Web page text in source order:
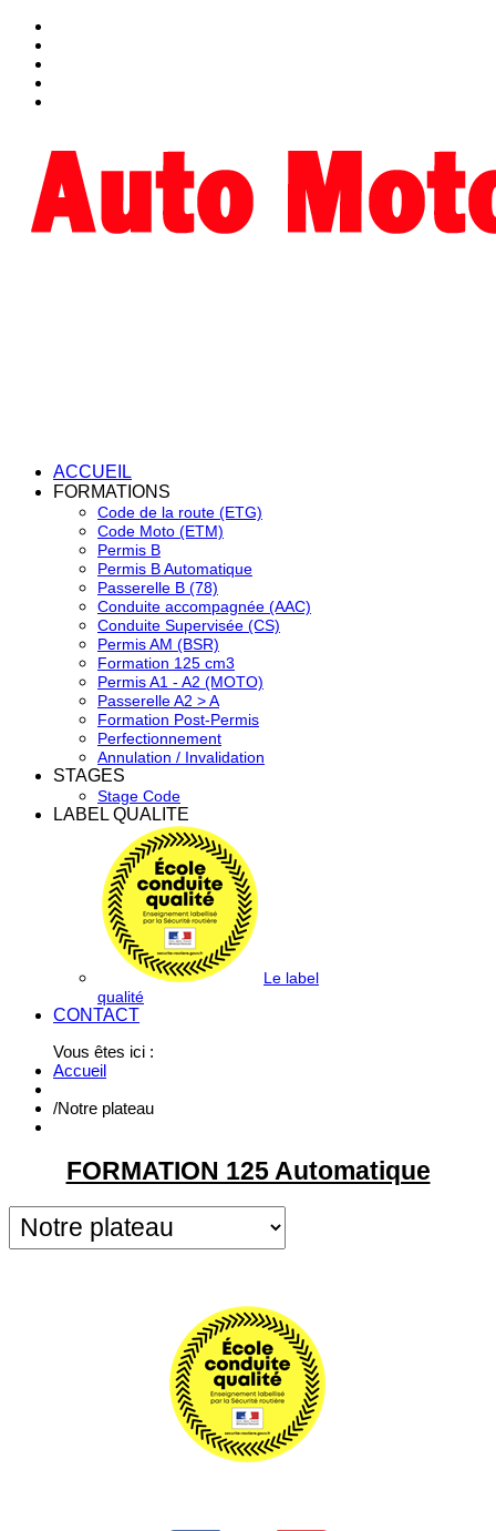
ACCUEIL
FORMATIONS
Code de la route (ETG)
Code Moto (ETM)
Permis B
Permis B Automatique
Passerelle B (78)
Conduite accompagnée (AAC)
Conduite Supervisée (CS)
Permis AM (BSR)
Formation 125 cm3
Permis A1 - A2 (MOTO)
Passerelle A2 > A
Formation Post-Permis
Perfectionnement
Annulation / Invalidation
STAGES
Stage Code
LABEL QUALITE
Le label
qualité
CONTACT
Vous êtes ici :
Accueil
/Notre plateau
FORMATION 125 Automatique